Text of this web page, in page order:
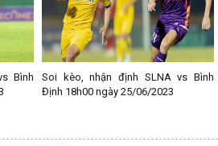
Bình
Soi kèo, nhận định SLNA vs Bình
Định 18h00 ngày 25/06/2023